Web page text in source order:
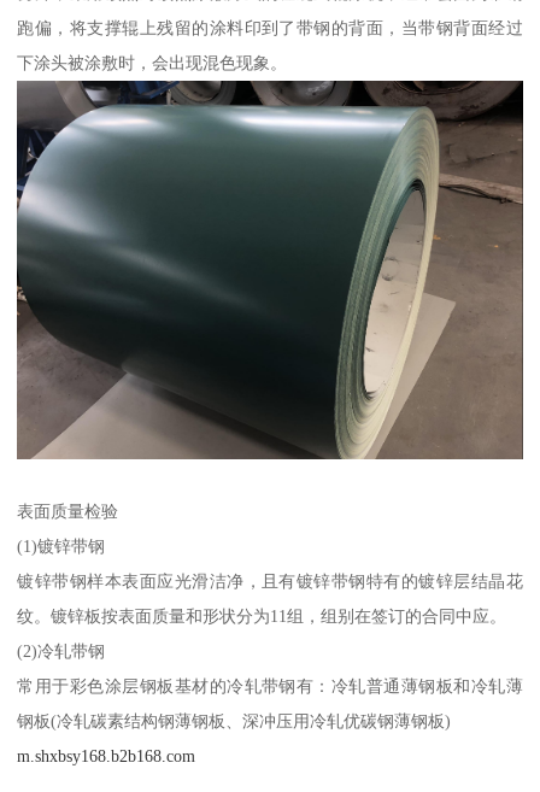
跑偏，将支撑辊上残留的涂料印到了带钢的背面，当带钢背面经过
下涂头被涂敷时，会出现混色现象。
表面质量检验
(1)镀锌带钢
镀锌带钢样本表面应光滑洁净，且有镀锌带钢特有的镀锌层结晶花
纹。镀锌板按表面质量和形状分为11组，组别在签订的合同中应。
(2)冷轧带钢
常用于彩色涂层钢板基材的冷轧带钢有：冷轧普通薄钢板和冷轧薄
钢板(冷轧碳素结构钢薄钢板、深冲压用冷轧优碳钢薄钢板)
m.shxbsy168.b2b168.com